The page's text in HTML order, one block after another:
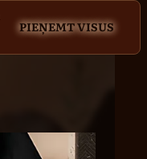
PIEŅEMT VISUS